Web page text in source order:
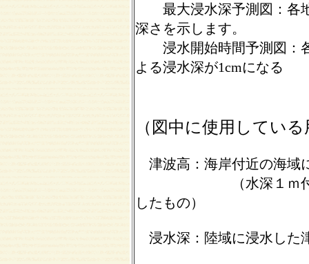
最大浸水深予測図： 各
深さを示します。
浸水開始時間予測図：
よる浸水深が1cmになる
（図中に使用してい
津波高： 海岸付近の海域
（水深１ｍ付近に
したもの）
浸水深： 陸域に浸水した